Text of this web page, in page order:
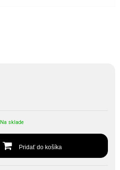
Na sklade
Pridať do košíka